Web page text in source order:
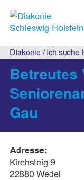
Diakonie/Ich suche
Betreutes
Gau
Adresse:
Kirchsteig 9
22880 Wedel